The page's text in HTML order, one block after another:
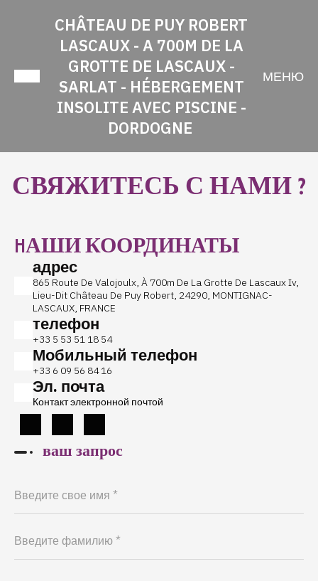
CHÂTEAU DE PUY ROBERT
LASCAUX - A 700M DE LA
GROTTE DE LASCAUX -
SARLAT - HÉBERGEMENT
INSOLITE AVEC PISCINE -
DORDOGNE
МЕНЮ
СВЯЖИТЕСЬ С НАМИ ?
HАШИ КООРДИНАТЫ
адрес
865 Route De Valojoulx, À 700m De La Grotte De Lascaux Iv,
Lieu-Dit Château De Puy Robert, 24290, MONTIGNAC-
LASCAUX, FRANCE
телефон
+33 5 53 51 18 54
Мобильный телефон
+33 6 09 56 84 16
Эл. почта
Контакт электронной почтой
ваш запрос